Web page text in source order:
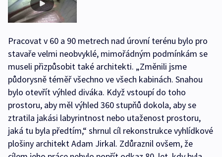
Pracovat v 60 a 90 metrech nad úrovní terénu bylo pro
stavaře velmi neobvyklé, mimořádným podmínkám se
museli přizpůsobit také architekti. „Změnili jsme
půdorysně téměř všechno ve všech kabinách. Snahou
bylo otevřít výhled diváka. Když vstoupí do toho
prostoru, aby měl výhled 360 stupňů dokola, aby se
ztratila jakási labyrintnost nebo utaženost prostoru,
jaká tu byla předtím,“ shrnul cíl rekonstrukce vyhlídkové
plošiny architekt Adam Jirkal. Zdůraznil ovšem, že